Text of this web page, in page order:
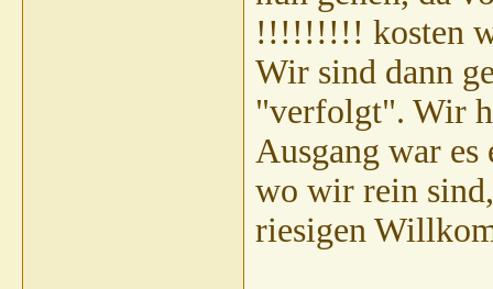
!!!!!!!!! kosten
Wir sind dann
"verfolgt". Wir
Ausgang war es
wo wir rein
riesigen